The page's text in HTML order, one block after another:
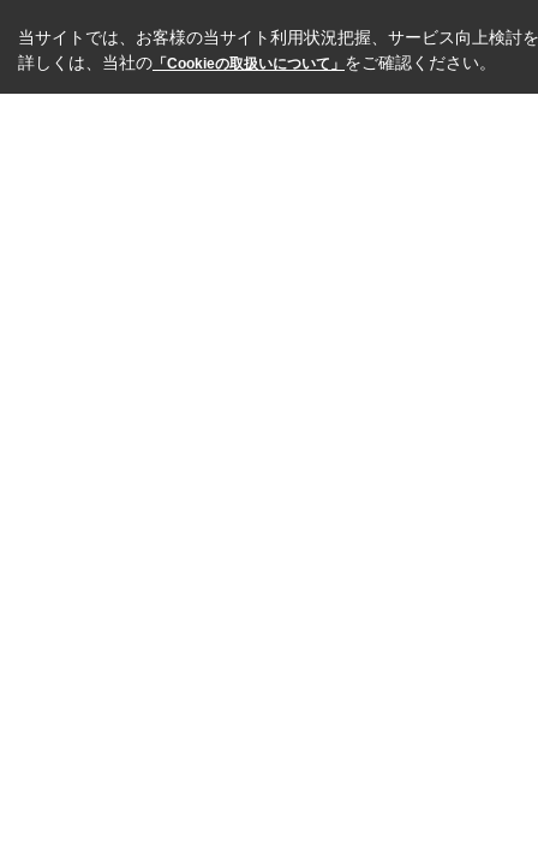
当サイトでは、お客様の当サイト利用状況把握、サービス向上検討
詳しくは、当社の 「Cookieの取扱いについて」 をご確認ください。